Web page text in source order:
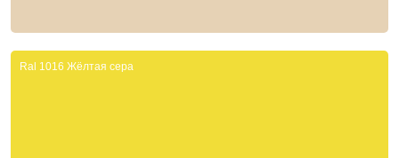
Ral 1016 Жёлтая сера